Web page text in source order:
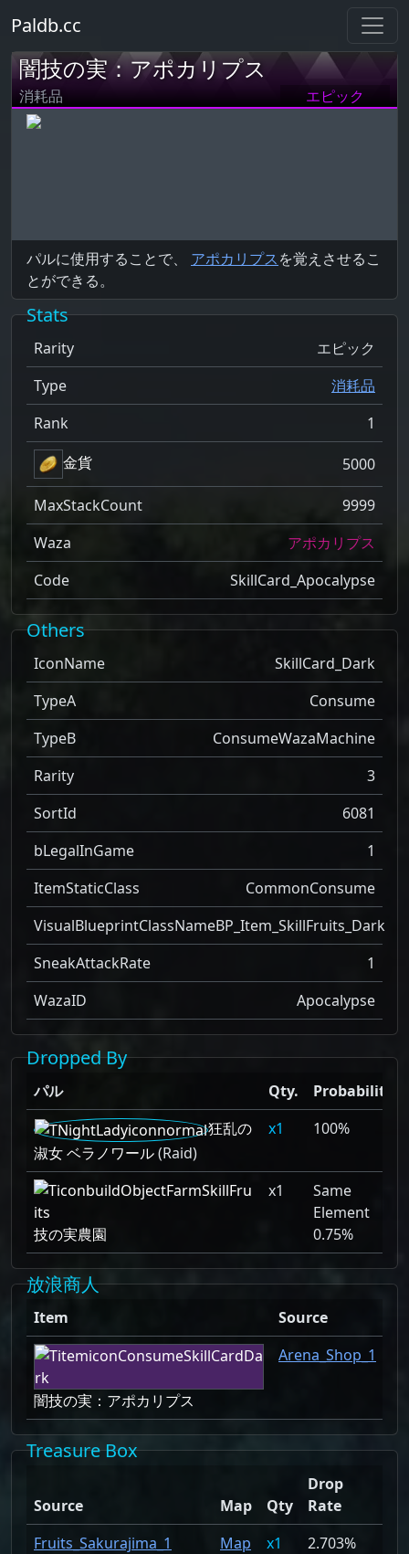
Paldb.cc
闇技の実：アポカリプス
消耗品 エピック
パルに使用することで、 アポカリプスを覚えさせるこ
とができる。
Stats
Rarity
エピック
Type
消耗品
Rank
1
金貨
5000
MaxStackCount
9999
Waza
アポカリプス
Code
SkillCard_Apocalypse
Others
IconName
SkillCard_Dark
TypeA
Consume
TypeB
ConsumeWazaMachine
Rarity
3
SortId
6081
bLegalInGame
1
ItemStaticClass
CommonConsume
VisualBlueprintClassNameBP_Item_SkillFruits_Dark
SneakAttackRate
1
WazaID
Apocalypse
Dropped By
パル Qty.
Probability
狂乱の
淑女 ベラノワール(Raid)
1 100%
技の実農園
x1
Same
Element
0.75%
放浪商人
Item Source
闇技の実：アポカリプス
Arena_Shop_1
Treasure Box
Source Map Qty
Drop
Rate
Fruits_Sakurajima_1
Map 1
2.703%